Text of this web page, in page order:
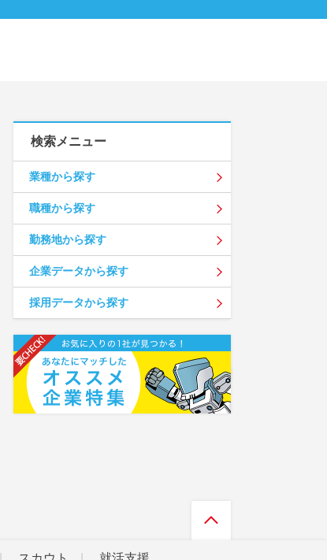
検索メニュー
業種から探す
職種から探す
勤務地から探す
企業データから探す
採用データから探す